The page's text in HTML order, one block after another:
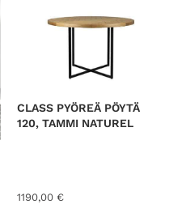
CLASS PYÖREÄ PÖYTÄ
120, TAMMI NATUREL
1190,00 €